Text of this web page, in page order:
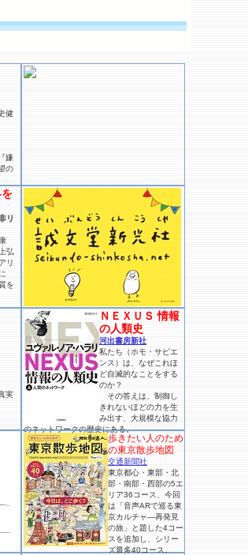
健
嫌
の
リ
弘
リ
を
実
ＮＥＸＵＳ 情報
の人類史
河出書房新社
私たち（ホモ・サピエ
ンス）は、なぜこれほ
ど自滅的なことをする
のか？
その答えは、制御し
きれないほどの力を生
み出す、大規模な協力
のネットワークの歴史にある。
歩きたい人のため
の東京散歩地図
交通新聞社
東京都心・東部・北
部・南部・西部の5エ
リア36コース、今回
は「音声ARで巡る東
京カルチャ―再発見
の旅」と題した4コー
スを追加し、シリー
ズ最多40コース。